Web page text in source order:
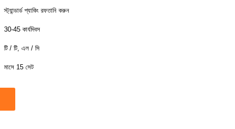
স্ট্যান্ডার্ড প্যাকিং রফতানি করুন
30-45 কার্যদিবস
টি / টি, এল / সি
মাসে 15 সেট